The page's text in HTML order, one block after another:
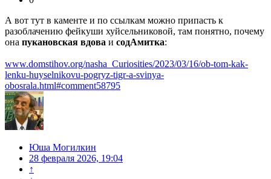
А вот тут в каменте и по ссылкам можно припасть к
разоблачению фейкуши хуйсельниковой, там понятно, почему
она пукановская вдова и содАмитка:
www.domstihov.org/nasha_Curiosities/2023/03/16/ob-tom-kak-
lenku-huyselnikovu-pogryz-tigr-a-svinya-
obosrala.html#comment58795
Юша Могилкин
28 февраля 2026, 19:04
↑